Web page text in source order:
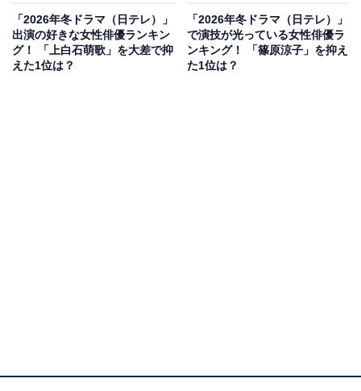
杉咲さんは、古着屋でアルバイトしながら3冊目の作品
を執筆中の小説家・土田文菜を担当。文菜の彼氏・佐伯
「2026年冬ドラマ（日テレ）」
出演の好きな女性俳優ランキン
グ！ 「上白石萌歌」を大差で抑
えた1位は？
「2026年冬ドラマ（日テレ）」
で演技が光っている女性俳優ラ
ンキング！ 「篠原涼子」を抑え
た1位は？